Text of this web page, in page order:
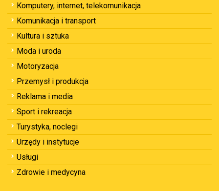
Komputery, internet, telekomunikacja
Komunikacja i transport
Kultura i sztuka
Moda i uroda
Motoryzacja
Przemysł i produkcja
Reklama i media
Sport i rekreacja
Turystyka, noclegi
Urzędy i instytucje
Usługi
Zdrowie i medycyna